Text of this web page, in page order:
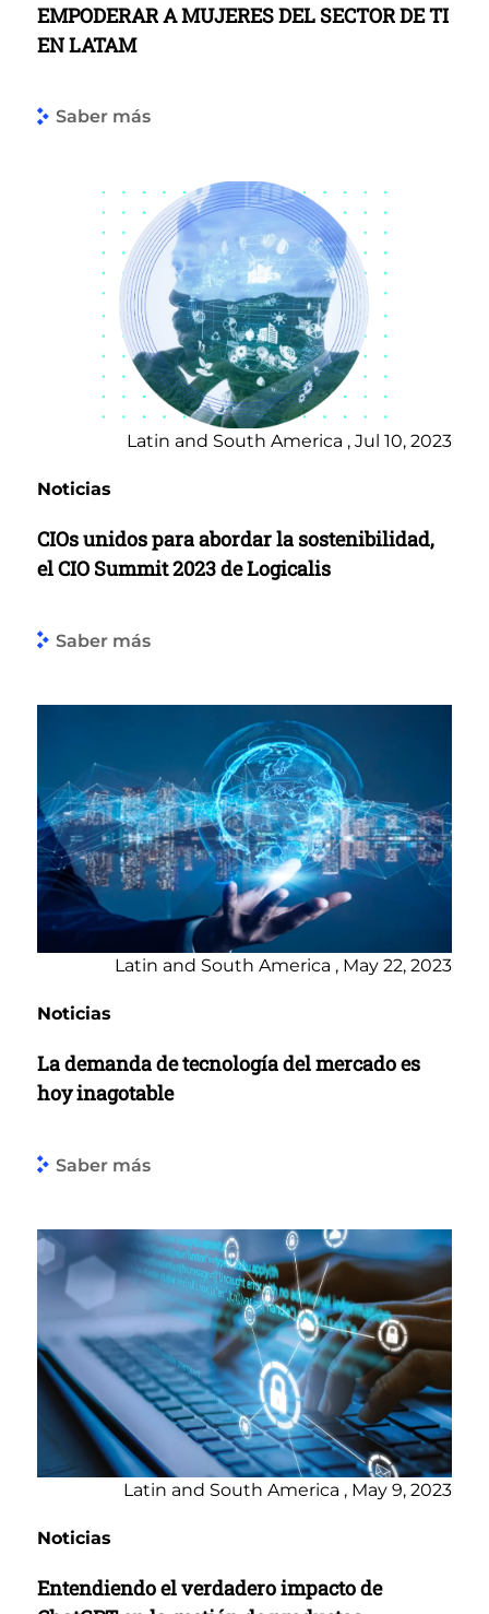
EMPODERAR A MUJERES DEL SECTOR DE TI
EN LATAM
Saber más
Latin and South America , Jul 10, 2023
Noticias
CIOs unidos para abordar la sostenibilidad,
el CIO Summit 2023 de Logicalis
Saber más
Latin and South America , May 22, 2023
Noticias
La demanda de tecnología del mercado es
hoy inagotable
Saber más
Latin and South America , May 9, 2023
Noticias
Entendiendo el verdadero impacto de